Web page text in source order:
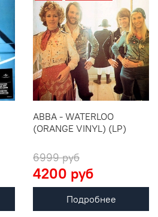
ABBA - WATERLOO
(ORANGE VINYL) (LP)
6999 руб
4200 руб
Подробнее